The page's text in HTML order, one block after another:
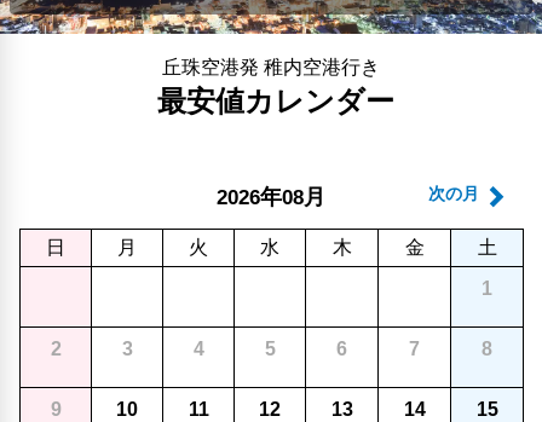
丘珠空港発 稚内空港行き
最安値カレンダー
次の月
2026年08月
日 月 火 水 木 金
土
1
2 3 4 5 6 7 8
9 10 11 12 13 14 15